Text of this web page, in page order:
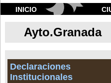
INICIO
Ayto.Granada
Declaraciones
Institucionales